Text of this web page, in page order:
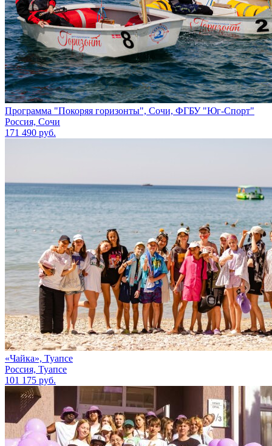
Программа "Покоряя горизонты", Сочи, ФГБУ "Юг-Спорт"
Россия, Сочи
171 490 руб.
«Чайка», Туапсе
Россия, Туапсе
101 175 руб.